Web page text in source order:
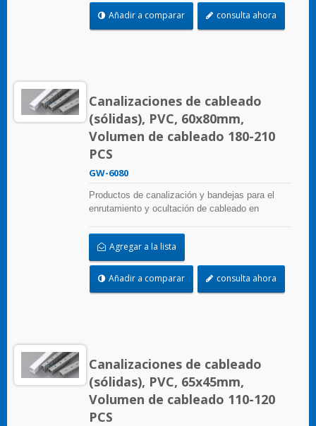
y herramientas para una fácil instalación.
Añadir a comparar consulta ahora
Canalizaciones de cableado
(sólidas), PVC, 60x80mm,
Volumen de cableado 180-210
PCS
GW-6080
Productos de canalización y bandejas para el
enrutamiento y ocultación de cableado en
numerosas configuraciones, materiales, tamaños
y colores para adaptarse a cualquier aplicación.
Seleccione entre una amplia gama de accesorios
y herramientas para una fácil instalación.
Agregar a la lista
Añadir a comparar consulta ahora
Canalizaciones de cableado
(sólidas), PVC, 65x45mm,
Volumen de cableado 110-120
PCS